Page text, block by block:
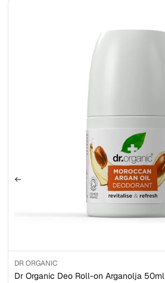
DR ORGANIC
Dr Organic Deo Roll-on Arganolja 50ml